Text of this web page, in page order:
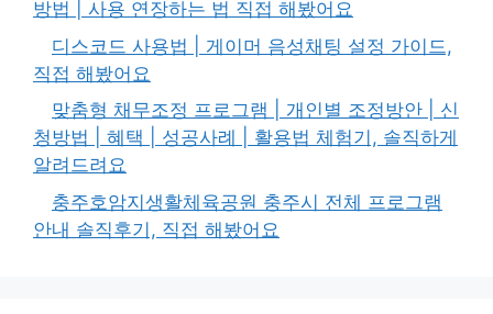
방법 | 사용 연장하는 법 직접 해봤어요
디스코드 사용법 | 게이머 음성채팅 설정 가이드,
직접 해봤어요
맞춤형 채무조정 프로그램 | 개인별 조정방안 | 신
청방법 | 혜택 | 성공사례 | 활용법 체험기, 솔직하게
알려드려요
충주호암지생활체육공원 충주시 전체 프로그램
안내 솔직후기, 직접 해봤어요